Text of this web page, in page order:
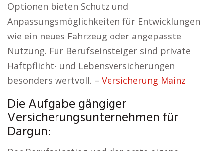
Optionen bieten Schutz und
Anpassungsmöglichkeiten für Entwicklungen
wie ein neues Fahrzeug oder angepasste
Nutzung. Für Berufseinsteiger sind private
Haftpflicht- und Lebensversicherungen
besonders wertvoll. – Versicherung Mainz
Die Aufgabe gängiger
Versicherungsunternehmen für
Dargun: